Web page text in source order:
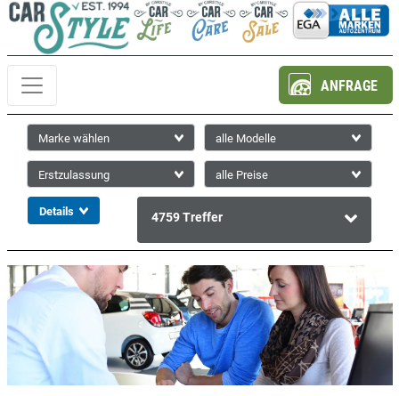
ANFRAGE
4759Treffer